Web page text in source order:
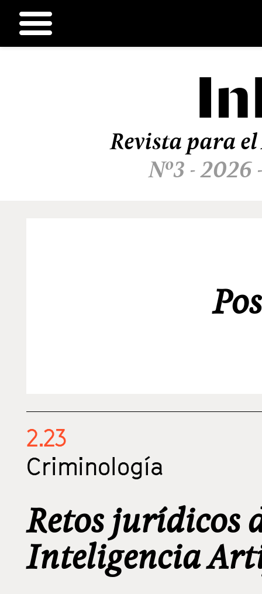
Revista para
Nº3 - 2026
2.23
Criminología
Retos jurídicos
Inteligencia